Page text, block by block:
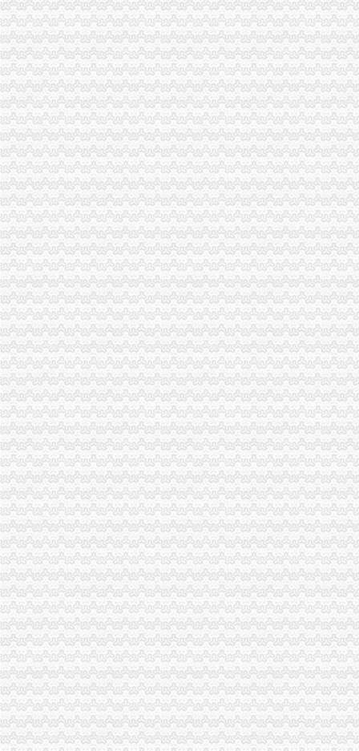
市重庆分公司注销局突出重点组织开展葡萄酒市场专项执法检查
市重庆税务注销局将开展流通环节食品安全百日专项执法行动
市重庆公司注销局12315综合指挥调度中心3月份第1周受理况
波局长、重庆税务注销郭翔副局长出席市局办公室支部专题民主生活会
2010年重庆市重庆税务注销流通领域洗衣机质量监测况
2010年重庆市重庆公司注销流通领域电冰柜质量监测况
市重庆税务注销局电子商务经营主体2011年2月份监测统计报告
全系统唱读讲活动入选重庆卫视《天天红歌会》栏目
全市重庆公司注销1-2月拍卖活动况统计
市重庆税务注销局三项举措助创办微型企业
工商动态
我市重庆分公司注销出台在校大创办微型企业相关办法
渝北局行政约谈沃尔玛超市重庆公司注销指出五点问题
市局六项措施推进“双”重庆营业执照注销行动后期工作
市重庆代办公司局副巡视员高印平率队到南川局开展考核考察工作
渝北局推行“一单通”重庆代办公司工作取得阶段成效
南岸局实行市场准入“四规范”重庆税务注销积服务区域经济发展
长寿局重庆代办公司大力促进非公经济组织创先争优
沙坪坝局重庆分公司注销三举措帮扶中小企业融资4.8亿元
江津局重庆税务注销以四个注重为抓手大力发展微型企业
垫江局重庆代办公司全面完成微型企业试点发展任务
云局重庆公司注销稳步推进学习型机关建设成效明显
秀山局北城所“四看一送检”重庆营业执照注销加中秋月饼市场监管
渝中区五家微型企业通过资本金补助评审
双桥局双路工商所查鲜肉家禽市重庆分公司注销场保秩序
南岸区消委会与家居企业索建立问题家居先行赔偿机制
市重庆公司注销局副局长李林对监管巡查体系改革推进工作提出四点要求
2011年端午节期间消费者申诉举报咨询处理况综述
高新区工商分局组织非公经济代表开展“我身边的重庆税务注销员” 演讲比赛
忠县工商局重庆营业执照注销超额完成2011年上半年微型企业发展任务
台盟中央资助万州区铁峰乡桐元村8户残疾人微型企业
华硕电脑正式落户重庆
巴南局开展“四送”重庆营业执照注销服务助微企树品牌促发展
微企处七大举措力推进扶持微企发展工作
市消委会成功调解金融领域个“收费默认短信”重庆公司注销行营销侵权行为
2010年全系统理行业不正之风取得阶段成果
执法局重庆税务注销牵头查处电影院制搭售商品案引起高度关注
奉节局推行“十个一”重庆分公司注销确保果农用上放心农资
高新区局开展微型企业实地检查实现“五个到位”重庆税务注销
武隆局审批微型企业财政扶持资金做到“八不准”重庆税务注销
全市重庆分公司注销外商投资企业二月份登记注册信息
市重庆代办公司局加速推进《重庆市微型企业促进办法》起草工作
铜梁局“三变”重庆分公司注销创新企业年检方式
合川局积巩固“学校食品安全百日整行动”重庆税务注销成果